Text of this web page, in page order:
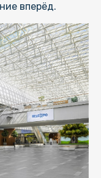
вперёд.